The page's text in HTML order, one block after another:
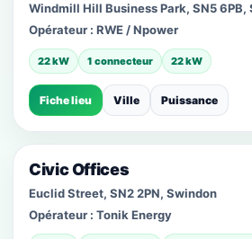
Windmill Hill Business Park, SN5
Opérateur : RWE / Npower
22 kW 1 connecteur 22 kW
Fiche lieu Ville Puissance
Civic Offices
Euclid Street, SN2 2PN, Swindon
Opérateur : Tonik Energy